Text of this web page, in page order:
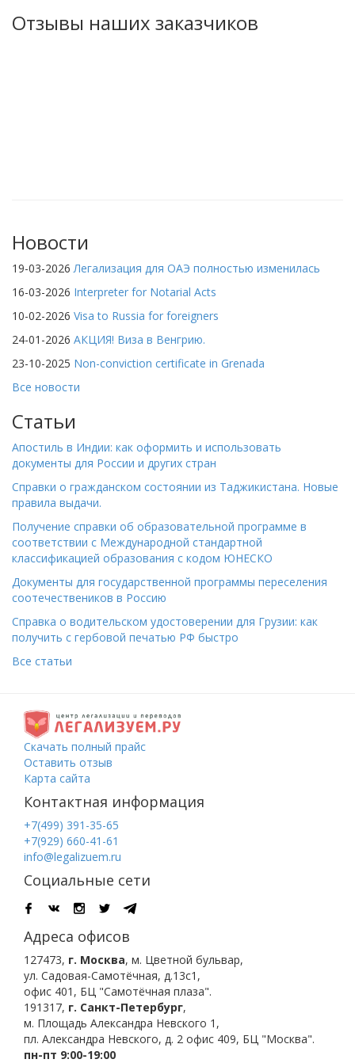
Отзывы наших заказчиков
Новости
19-03-2026 Легализация для ОАЭ полностью изменилась
16-03-2026 Interpreter for Notarial Acts
10-02-2026 Visa to Russia for foreigners
24-01-2026 АКЦИЯ! Виза в Венгрию.
23-10-2025 Non-conviction certificate in Grenada
Все новости
Статьи
Апостиль в Индии: как оформить и использовать
документы для России и других стран
Справки о гражданском состоянии из Таджикистана. Новые
правила выдачи.
Получение справки об образовательной программе в
соответствии с Международной стандартной
классификацией образования с кодом ЮНЕСКО
Документы для государственной программы переселения
соотечествеников в Россию
Справка о водительском удостоверении для Грузии: как
получить с гербовой печатью РФ быстро
Все статьи
Скачать полный прайс
Оставить отзыв
Карта сайта
Контактная информация
+7(499) 391-35-65
+7(929) 660-41-61
info@legalizuem.ru
Социальные сети
Адреса офисов
127473, г. Москва, м. Цветной бульвар,
ул. Садовая-Самотёчная, д.13с1,
офис 401, БЦ "Самотёчная плаза".
191317, г. Санкт-Петербург,
м. Площадь Александра Невского 1 ,
пл. Александра Невского, д. 2 офис 409, БЦ "Москва".
пн-пт 9:00-19:00